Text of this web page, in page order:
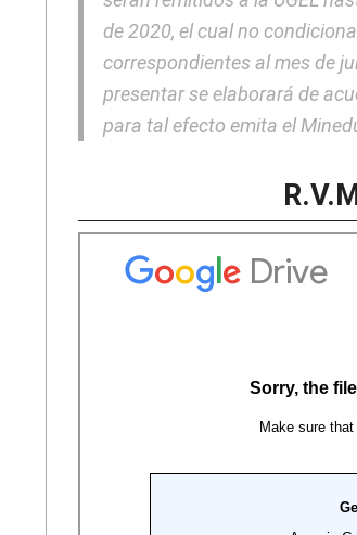
de 2020, el cual no
correspondientes al mes de
presentar se elaborará de
para tal efecto emita el